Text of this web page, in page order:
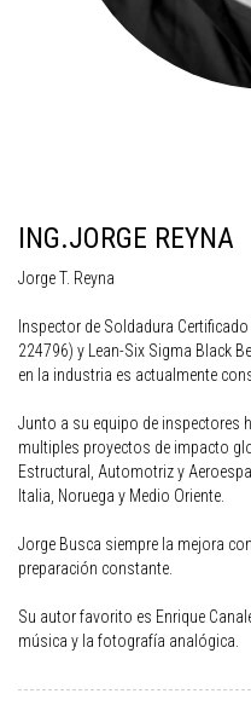
ING.JORGE REYNA
Jorge T. Reyna
Inspector de Soldadura
224796) y Lean-Six Sigma Black
en la industria es actualmente
Junto a su equipo de inspectores
multiples proyectos de impacto
Estructural, Automotriz y
Italia, Noruega y Medio Oriente.
Jorge Busca siempre la mejora
preparación constante.
Su autor favorito es Enrique
música y la fotografía analógica.